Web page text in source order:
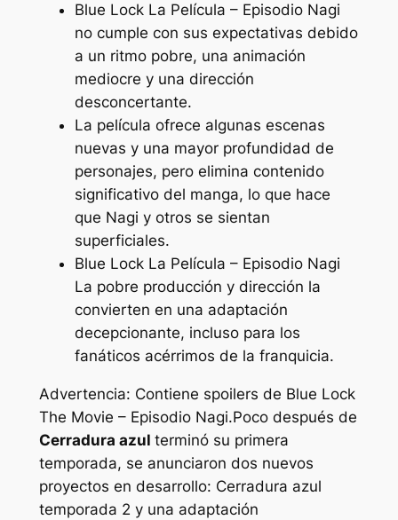
Blue Lock La Película – Episodio Nagi
no cumple con sus expectativas debido
a un ritmo pobre, una animación
mediocre y una dirección
desconcertante.
La película ofrece algunas escenas
nuevas y una mayor profundidad de
personajes, pero elimina contenido
significativo del manga, lo que hace
que Nagi y otros se sientan
superficiales.
Blue Lock La Película – Episodio Nagi
La pobre producción y dirección la
convierten en una adaptación
decepcionante, incluso para los
fanáticos acérrimos de la franquicia.
Advertencia: Contiene spoilers de Blue Lock
The Movie – Episodio Nagi.Poco después de
Cerradura azul terminó su primera
temporada, se anunciaron dos nuevos
proyectos en desarrollo: Cerradura azul
temporada 2 y una adaptación